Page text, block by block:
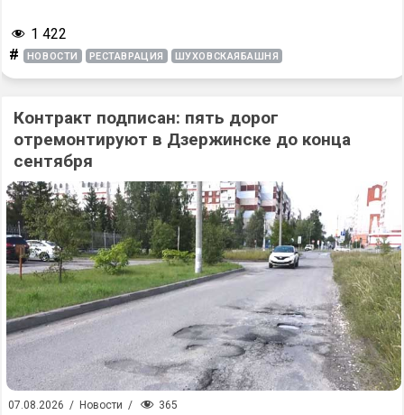
1 422
# НОВОСТИ РЕСТАВРАЦИЯ ШУХОВСКАЯБАШНЯ
Контракт подписан: пять дорог
отремонтируют в Дзержинске до конца
сентября
07.08.2026 / Новости / 365